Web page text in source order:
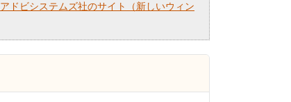
アドビシステムズ社のサイト（新しいウィン